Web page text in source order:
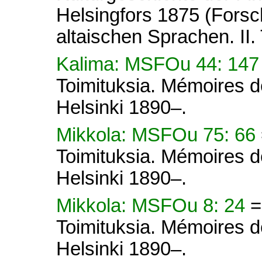
Helsingfors 1875
altaischen Sprachen. II.
Kalima: MSFOu 44:
Toimituksia. Mémoires
Helsinki 1890–.
Mikkola: MSFOu 75: 66
Toimituksia. Mémoires
Helsinki 1890–.
Mikkola: MSFOu 8: 24
Toimituksia. Mémoires
Helsinki 1890–.